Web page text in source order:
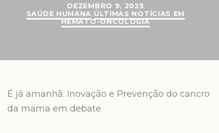
DEZEMBRO 9, 2025
SAÚDE HUMANA ÚLTIMAS NOTÍCIAS EM
HEMATO-ONCOLOGIA
É já amanhã: Inovação e Prevenção do cancro
da mama em debate